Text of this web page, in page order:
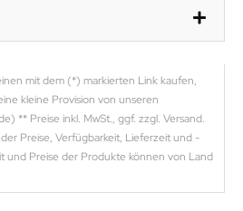
mit dem (*) markierten Link kaufen,
kleine Provision von unseren
** Preise inkl. MwSt., ggf. zzgl. Versand.
Preise, Verfügbarkeit, Lieferzeit und -
und Preise der Produkte können von Land